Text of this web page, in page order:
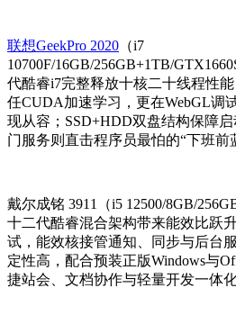
联想GeekPro 2020 （i7
10700F/16GB/256GB+1TB/
代酷睿i7完整释放十核二十线程性
任CUDA加速学习，更在WebGL调
现从容；SSD+HDD双盘结构保障
门服务则直击程序员最怕的“下班前
戴尔成铭 3911（i5 12500/8GB/
十二代酷睿混合架构带来能效比跃
试，能效核接管通知、同步与后台
定性高，配合预装正版Windows与
捷站会、文档协作与轻量开发一体